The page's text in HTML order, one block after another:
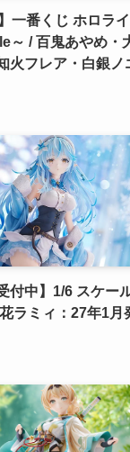
一番くじ ホロライ
～ / 百鬼あやめ・
火フレア・白銀ノ
付中】1/6 スケー
ラミィ：27年1月